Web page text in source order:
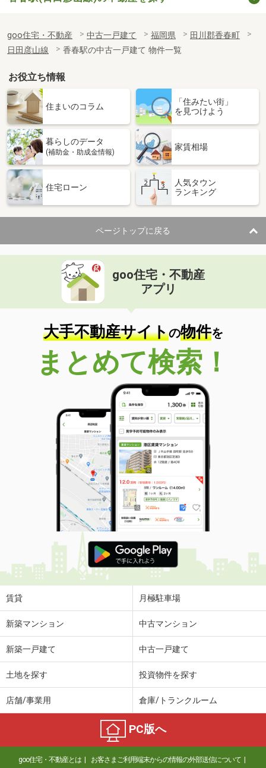
goo住宅・不動産 中古一戸建て 福岡県
田川郡香春町
日田彦山線
香春駅の中古一戸建て 物件一覧
お役立ち情報
住まいのコラム
「住みたい街」
を見つけよう
暮らしのデータ
(補助金・助成金情報)
家賃相場
住宅ローン
人気タウン
ランキング
ページトップに戻る
goo住宅・不動産
アプリ
大手不動産サイトの物件を
まとめて検索！
賃貸 月極駐車場
新築マンション 中古マンション
新築一戸建て 中古一戸建て
土地を探す 投資物件を探す
店舗/事業用 倉庫/トランクルーム
PC版へ
goo住宅・不動産とは お客さまご利用端末からの情報の外部送信について